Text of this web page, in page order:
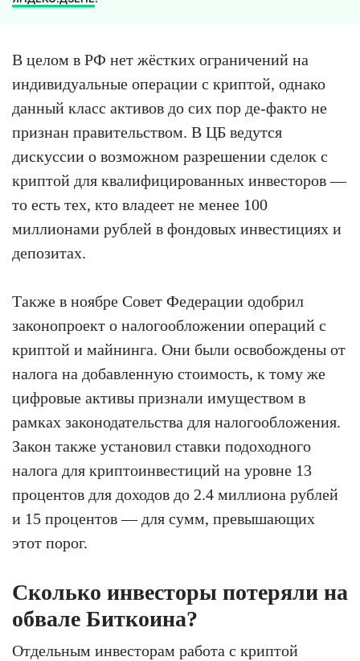
В целом в РФ нет жёстких ограничений на
индивидуальные операции с криптой, однако
данный класс активов до сих пор де-факто не
признан правительством. В ЦБ ведутся
дискуссии о возможном разрешении сделок с
криптой для квалифицированных инвесторов —
то есть тех, кто владеет не менее 100
миллионами рублей в фондовых инвестициях и
депозитах.
Также в ноябре Совет Федерации одобрил
законопроект о налогообложении операций с
криптой и майнинга. Они были освобождены от
налога на добавленную стоимость, к тому же
цифровые активы признали имуществом в
рамках законодательства для налогообложения.
Закон также установил ставки подоходного
налога для криптоинвестиций на уровне 13
процентов для доходов до 2.4 миллиона рублей
и 15 процентов — для сумм, превышающих
этот порог.
Сколько инвесторы потеряли на
обвале Биткоина?
Отдельным инвесторам работа с криптой